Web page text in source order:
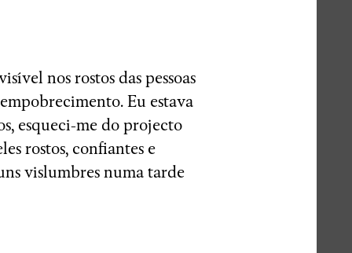
nos rostos das pessoas
Eu estava
esqueci-me do projecto
rostos, confiantes e
vislumbres numa tarde